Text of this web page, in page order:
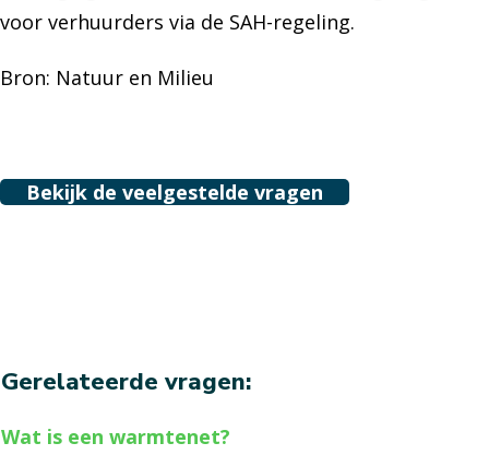
voor verhuurders via de SAH-regeling.
Bron: Natuur en Milieu
Bekijk de veelgestelde vragen
Gerelateerde vragen:
Wat is een warmtenet?